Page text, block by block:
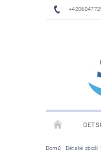
PRIME DRINK
Domů Dětské zboží